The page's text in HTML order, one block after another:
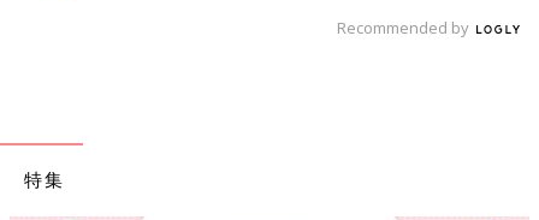
Recommended by
特集